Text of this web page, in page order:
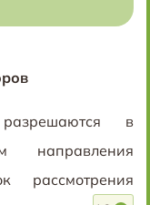
в
направления
рассмотрения